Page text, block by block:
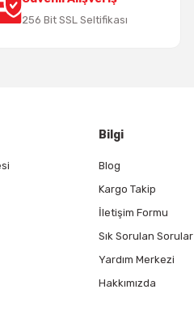
256 Bit SSL Seltifikası
Bilgi
Blog
Kargo Takip
İletişim Formu
Sık Sorulan Sorular
Yardım Merkezi
Hakkımızda